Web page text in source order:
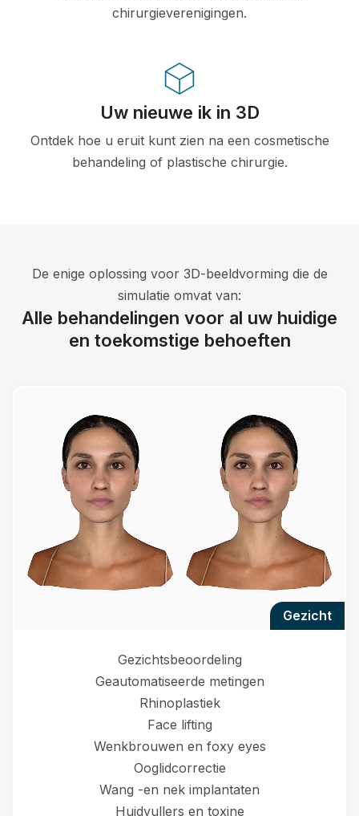
chirurgieverenigingen.
Uw nieuwe ik in 3D
Ontdek hoe u eruit kunt zien na een cosmetische
behandeling of plastische chirurgie.
De enige oplossing voor 3D-beeldvorming die de
simulatie omvat van:
Alle behandelingen voor al uw huidige
en toekomstige behoeften
gezicht
Gezichtsbeoordeling
Geautomatiseerde metingen
Rhinoplastiek
Face lifting
Wenkbrouwen en foxy eyes
Ooglidcorrectie
Wang -en nek implantaten
Huidvullers en toxine